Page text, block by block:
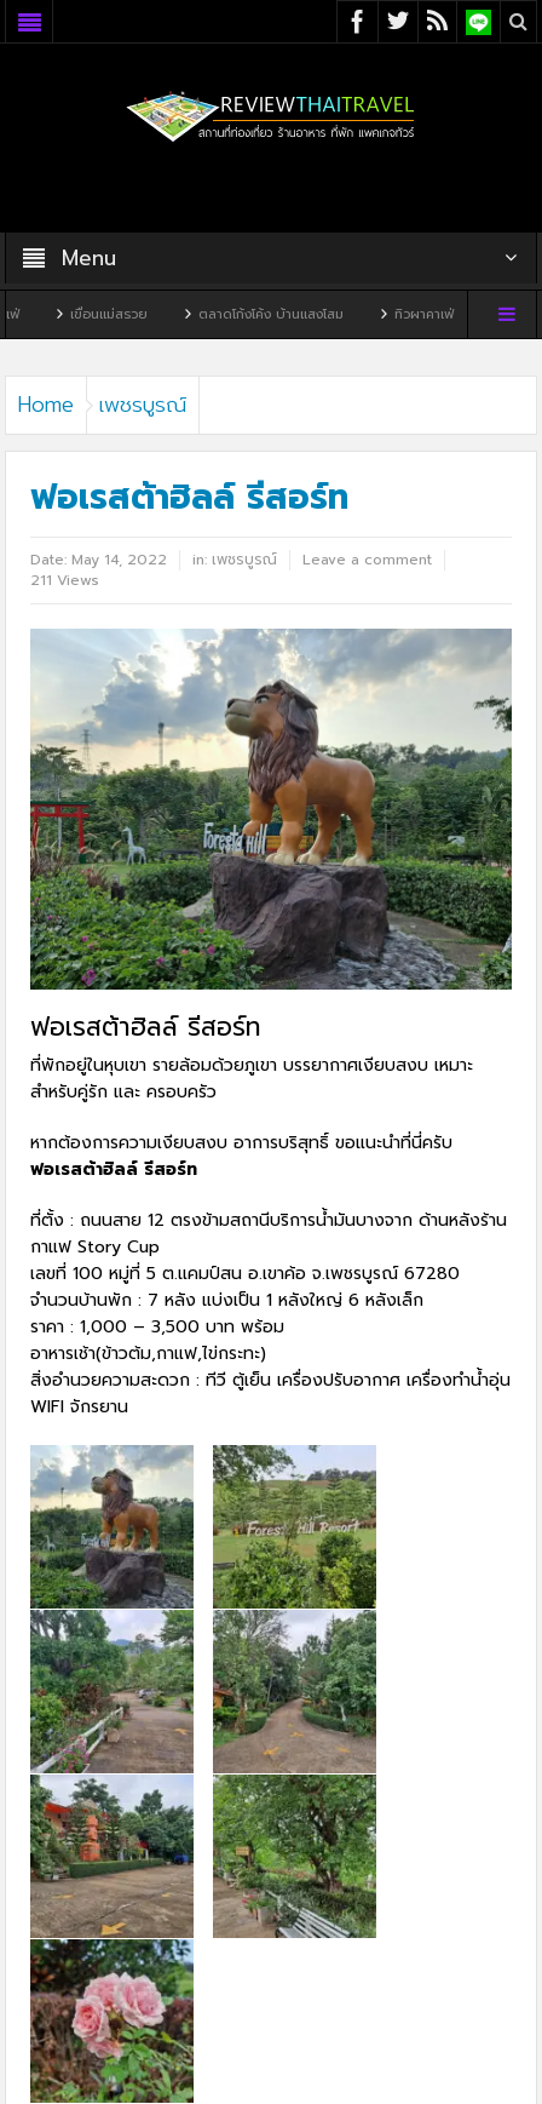
Menu
แม่สรวย ตลาดโก้งโค้ง บ้านแสงโสม ทิวผาคาเฟ่ บ้านพิพิธภัณฑ์ไทดำ
Home เพชรบูรณ์
ฟอเรสต้าฮิลล์ รีสอร์ท
Date: May 14, 2022 in: เพชรบูรณ์
Leave a comment
211 Views
ฟอเรสต้าฮิลล์ รีสอร์ท
ที่พักอยู่ในหุบเขา รายล้อมด้วยภูเขา บรรยากาศเงียบสงบ เหมาะ
สำหรับคู่รัก และ ครอบครัว
หากต้องการความเงียบสงบ อาการบริสุทธิ์ ขอแนะนำที่นี่ครับ
ฟอเรสต้าฮิลล์ รีสอร์ท
ที่ตั้ง : ถนนสาย 12 ตรงข้ามสถานีบริการน้ำมันบางจาก ด้านหลังร้าน
กาแฟ Story Cup
เลขที่ 100 หมู่ที่ 5 ต.แคมป์สน อ.เขาค้อ จ.เพชรบูรณ์ 67280
จำนวนบ้านพัก : 7 หลัง แบ่งเป็น 1 หลังใหญ่ 6 หลังเล็ก
ราคา : 1,000 – 3,500 บาท พร้อม
อาหารเช้า(ข้าวต้ม,กาแฟ,ไข่กระทะ)
สิ่งอำนวยความสะดวก : ทีวี ตู้เย็น เครื่องปรับอากาศ เครื่องทำน้ำอุ่น
WIFI จักรยาน